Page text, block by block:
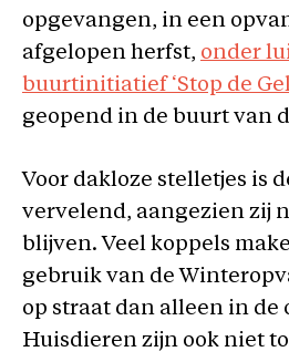
opgevangen, in een
afgelopen herfst, onder
buurtinitiatief ‘Stop de
geopend in de buurt van
Voor dakloze stelletjes is
vervelend, aangezien zij
blijven. Veel koppels
gebruik van de
op straat dan alleen in de
Huisdieren zijn ook niet